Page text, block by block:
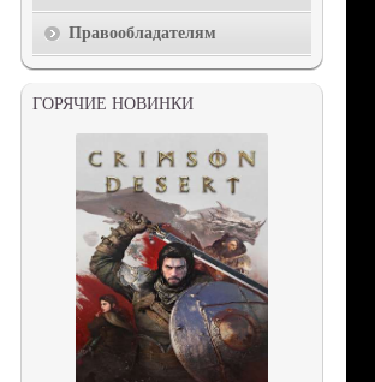
Правообладателям
ГОРЯЧИЕ НОВИНКИ